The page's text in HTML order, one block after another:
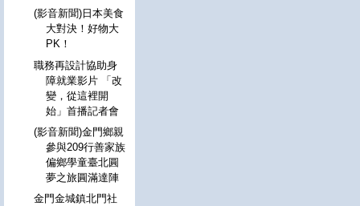
(影音新聞)日本美食
大對決！好物大
PK！
職務再設計協助身
障就業影片 「改
變，從這裡開
始」首播記者會
(影音新聞)金門鄉親
參與209行善家族
偏鄉學童臺北圓
夢之旅圓滿達陣
金門金城鎮北門社